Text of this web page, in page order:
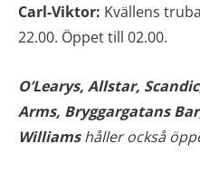
Carl-Viktor: Kvällens
22.00. Öppet till 02.00.
O’Learys, Allstar,
Arms, Bryggargatans
Williamshåller också